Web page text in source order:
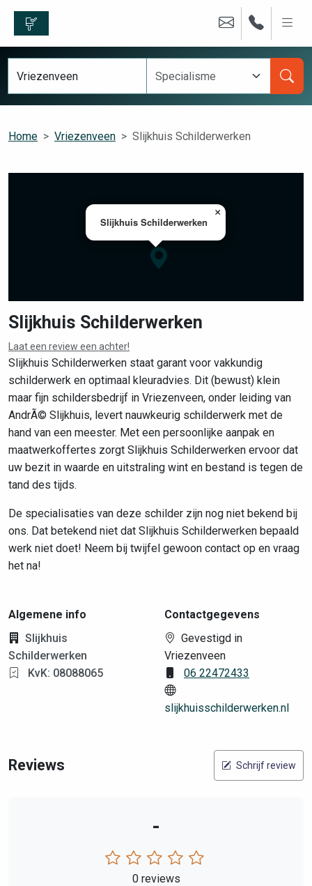
Home Vriezenveen Slijkhuis Schilderwerken
Slijkhuis Schilderwerken
×
Leaflet|©OpenStreetMapcontributors
Slijkhuis Schilderwerken
Laat een review een achter!
Slijkhuis Schilderwerken staat garant voor vakkundig
schilderwerk en optimaal kleuradvies. Dit (bewust) klein
maar fijn schildersbedrijf in Vriezenveen, onder leiding van
AndrÃ© Slijkhuis, levert nauwkeurig schilderwerk met de
hand van een meester. Met een persoonlijke aanpak en
maatwerkoffertes zorgt Slijkhuis Schilderwerken ervoor dat
uw bezit in waarde en uitstraling wint en bestand is tegen de
tand des tijds.
De specialisaties van deze schilder zijn nog niet bekend bij
ons. Dat betekend niet dat Slijkhuis Schilderwerken bepaald
werk niet doet! Neem bij twijfel gewoon contact op en vraag
het na!
Algemene info
Slijkhuis
Schilderwerken
KvK: 08088065
Contactgegevens
Gevestigd in
Vriezenveen
06 22472433
slijkhuisschilderwerken.nl
Reviews Schrijf review
-
0 reviews